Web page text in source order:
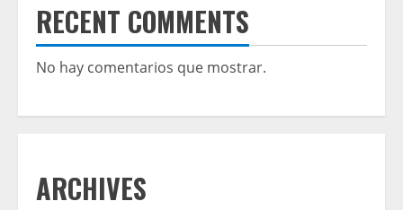
RECENT COMMENTS
No hay comentarios que mostrar.
ARCHIVES